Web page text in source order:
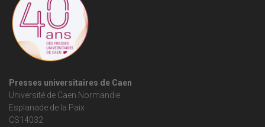
Presses universitaires de Caen
Université de Caen Normandie
Esplanade de la Paix
CS14032